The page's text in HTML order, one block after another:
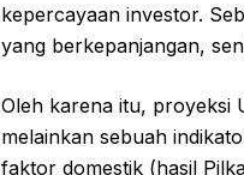
kepercayaan investor.
yang berkepanjangan,
Oleh karena itu, proyeksi
melainkan sebuah
faktor domestik (hasil